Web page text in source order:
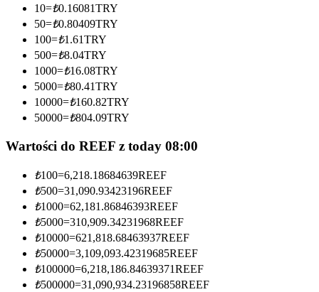
Zostań traderem kopiującym
Ciesz się podziałem zysków i prowizjami z kopiowania
10=₺0.16081TRY
50=₺0.80409TRY
100=₺1.61TRY
500=₺8.04TRY
1000=₺16.08TRY
5000=₺80.41TRY
10000=₺160.82TRY
50000=₺804.09TRY
Wartości do REEF z today 08:00
₺100=6,218.18684639REEF
₺500=31,090.93423196REEF
₺1000=62,181.86846393REEF
₺5000=310,909.34231968REEF
₺10000=621,818.68463937REEF
₺50000=3,109,093.42319685REEF
₺100000=6,218,186.84639371REEF
₺500000=31,090,934.23196858REEF